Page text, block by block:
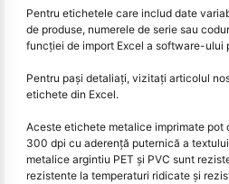
Pentru etichetele care includ date
de produse, numerele de serie sau
funcției de import Excel a software-ului
Pentru pași detaliați, vizitați articolul
etichete din Excel.
Aceste etichete metalice imprimate pot
300 dpi cu aderență puternică a
metalice argintiu PET și PVC sunt
rezistente la temperaturi ridicate și